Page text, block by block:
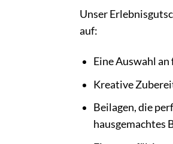
Unser
auf:
Eine Auswahl
Kreative
Beilagen, die
hausgemachtes